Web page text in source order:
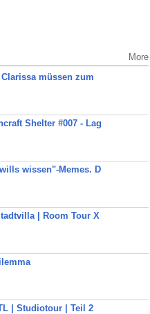
More
müssen zum
Shelter #007 - Lag
wissen"-Memes. D
| Room Tour X
| Studiotour | Teil 2